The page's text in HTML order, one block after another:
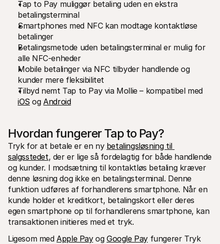
For kunder
Find ud af, hvorfor Mollie er på din bankudskrift
For Mollie-kunder
Kontakt vores kundesupport
Kontakt salg
Oplev hvordan vi kan hjælpe din forretning
Tap to Pay muliggør betaling uden en ekstra
betalingsterminal
Smartphones med NFC kan modtage kontaktløse
betalinger
Betalingsmetode uden betalingsterminal er mulig for
alle NFC-enheder
Mobile betalinger via NFC tilbyder handlende og
kunder mere fleksibilitet
iOS og Android
Hvordan fungerer Tap to Pay?
Tryk for at betale er en ny betalingsløsning til
salgsstedet, der er lige så fordelagtig for både handlende
og kunder. I modsætning til kontaktløs betaling kræver
denne løsning dog ikke en betalingsterminal. Denne
funktion udføres af forhandlerens smartphone. Når en
kunde holder et kreditkort, betalingskort eller deres
egen smartphone op til forhandlerens smartphone, kan
transaktionen initieres med et tryk.
Ligesom med Apple Pay og Google Pay fungerer Tryk